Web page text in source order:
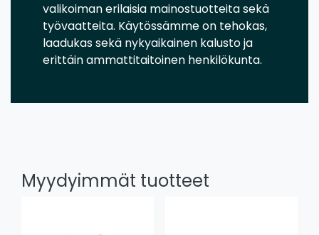
valikoiman erilaisia mainostuotteita sekä
työvaatteita. Käytössämme on tehokas,
laadukas sekä nykyaikainen kalusto ja
erittäin ammattitaitoinen henkilökunta.
Myydyimmät tuotteet